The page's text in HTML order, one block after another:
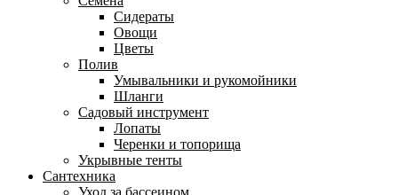
Сидераты
Овощи
Цветы
Полив
Умывальники и рукомойники
Шланги
Садовый инструмент
Лопаты
Черенки и топорища
Укрывные тенты
Сантехника
Уход за бассеином